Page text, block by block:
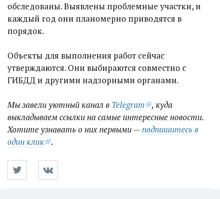
обследованы. Выявлены проблемные участки, и
каждый год они планомерно приводятся в
порядок.
Объекты для выполнения работ сейчас
утверждаются. Они выбираются совместно с
ГИБДД и другими надзорными органами.
Мы завели уютный канал в Telegram
, куда
выкладываем ссылки на самые интересные новости.
Хотите узнавать о них первыми —подпишитесь в
один клик
.